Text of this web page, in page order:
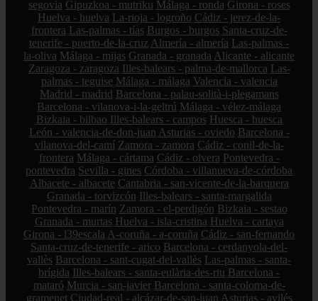
segovia Gipuzkoa - mutriku Málaga - ronda Girona - roses
Huelva - huelva La-rioja - logroño Cádiz - jerez-de-la-
frontera Las-palmas - tías Burgos - burgos Santa-cruz-de-
tenerife - puerto-de-la-cruz Almería - almería Las-palmas -
la-oliva Málaga - mijas Granada - granada Alicante - alicante
Zaragoza - zaragoza Illes-balears - palma-de-mallorca Las-
palmas - teguise Málaga - málaga Valencia - valencia
Madrid - madrid Barcelona - palau-solità-i-plegamans
Barcelona - vilanova-i-la-geltrú Málaga - vélez-málaga
Bizkaia - bilbao Illes-balears - campos Huesca - huesca
León - valencia-de-don-juan Asturias - oviedo Barcelona -
vilanova-del-camí Zamora - zamora Cádiz - conil-de-la-
frontera Málaga - cártama Cádiz - olvera Pontevedra -
pontevedra Sevilla - gines Córdoba - villanueva-de-córdoba
Albacete - albacete Cantabria - san-vicente-de-la-barquera
Granada - torvizcón Illes-balears - santa-margalida
Pontevedra - marín Zamora - el-perdigón Bizkaia - sestao
Granada - murtas Huelva - isla-cristina Huelva - cartaya
Girona - l39escala A-coruña - a-coruña Cádiz - san-fernando
Santa-cruz-de-tenerife - arico Barcelona - cerdanyola-del-
vallès Barcelona - sant-cugat-del-vallès Las-palmas - santa-
brígida Illes-balears - santa-eulària-des-riu Barcelona -
mataró Murcia - san-javier Barcelona - santa-coloma-de-
gramenet Ciudad-real - alcázar-de-san-juan Asturias - avilés